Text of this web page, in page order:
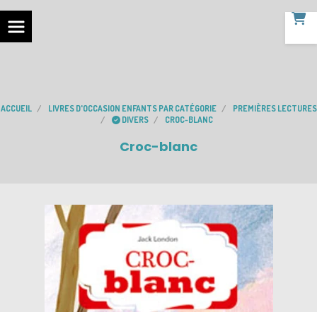
ACCUEIL LIVRES D'OCCASION ENFANTS PAR CATÉGORIE
PREMIÈRES LECTURES
DIVERS
CROC-BLANC
Croc-blanc